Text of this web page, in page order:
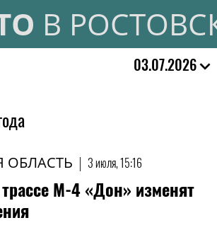
В
03.07.2026
ОБЛАСТЬ | 3 июля, 15:16
М-4 «Дон» изменят